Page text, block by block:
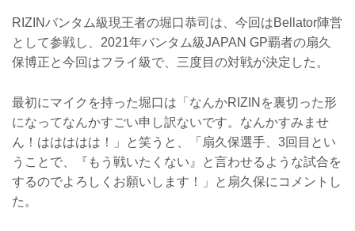
RIZINバンタム級現王者の堀口恭司は、今回はBellator陣営
として参戦し、2021年バンタム級JAPAN GP覇者の扇久
保博正と今回はフライ級で、三度目の対戦が決定した。
最初にマイクを持った堀口は「なんかRIZINを裏切った形
になってなんかすごい申し訳ないです。なんかすみませ
ん！ははははは！」と笑うと、「扇久保選手、3回目とい
うことで、『もう戦いたくない』と言わせるような試合を
するのでよろしくお願いします！」と扇久保にコメントし
た。